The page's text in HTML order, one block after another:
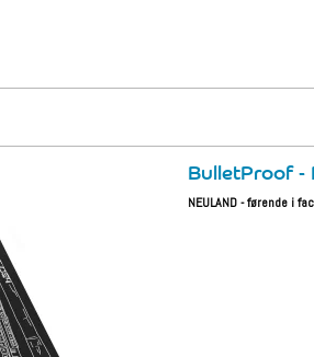
BulletProof
NEULAND - førende i